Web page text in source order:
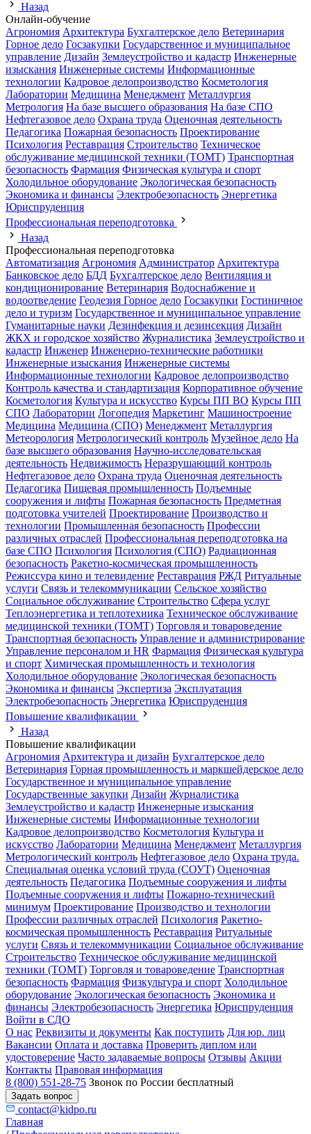
Назад
Онлайн-обучение
Агрономия Архитектура Бухгалтерское дело Ветеринария
Горное дело Госзакупки Государственное и муниципальное
управление Дизайн Землеустройство и кадастр Инженерные
изыскания Инженерные системы Информационные
технологии Кадровое делопроизводство Косметология
Лаборатории Медицина Менеджмент Металлургия
Метрология На базе высшего образования На базе СПО
Нефтегазовое дело Охрана труда Оценочная деятельность
Педагогика Пожарная безопасность Проектирование
Психология Реставрация Строительство Техническое
обслуживание медицинской техники (ТОМТ) Транспортная
безопасность Фармация Физическая культура и спорт
Холодильное оборудование Экологическая безопасность
Экономика и финансы Электробезопасность Энергетика
Юриспруденция
Профессиональная переподготовка
Назад
Профессиональная переподготовка
Автоматизация Агрономия Администратор Архитектура
Банковское дело БДД Бухгалтерское дело Вентиляция и
кондиционирование Ветеринария Водоснабжение и
водоотведение Геодезия Горное дело Госзакупки Гостиничное
дело и туризм Государственное и муниципальное управление
Гуманитарные науки Дезинфекция и дезинсекция Дизайн
ЖКХ и городское хозяйство Журналистика Землеустройство и
кадастр Инженер Инженерно-технические работники
Инженерные изыскания Инженерные системы
Информационные технологии Кадровое делопроизводство
Контроль качества и стандартизация Корпоративное обучение
Косметология Культура и искусство Курсы ПП ВО Курсы ПП
СПО Лаборатории Логопедия Маркетинг Машиностроение
Медицина Медицина (СПО) Менеджмент Металлургия
Метеорология Метрологический контроль Музейное дело На
базе высшего образования Научно-исследовательская
деятельность Недвижимость Неразрушающий контроль
Нефтегазовое дело Охрана труда Оценочная деятельность
Педагогика Пищевая промышленность Подъемные
сооружения и лифты Пожарная безопасность Предметная
подготовка учителей Проектирование Производство и
технологии Промышленная безопасность Профессии
различных отраслей Профессиональная переподготовка на
базе СПО Психология Психология (СПО) Радиационная
безопасность Ракетно-космическая промышленность
Режиссура кино и телевидение Реставрация РЖД Ритуальные
услуги Связь и телекоммуникации Сельское хозяйство
Социальное обслуживание Строительство Сфера услуг
Теплоэнергетика и теплотехника Техническое обслуживание
медицинской техники (ТОМТ) Торговля и товароведение
Транспортная безопасность Управление и администрирование
Управление персоналом и HR Фармация Физическая культура
и спорт Химическая промышленность и технология
Холодильное оборудование Экологическая безопасность
Экономика и финансы Экспертиза Эксплуатация
Электробезопасность Энергетика Юриспруденция
Повышение квалификации
Назад
Повышение квалификации
Агрономия Архитектура и дизайн Бухгалтерское дело
Ветеринария Горная промышленность и маркшейдерское дело
Государственное и муниципальное управление
Государственные закупки Дизайн Журналистика
Землеустройство и кадастр Инженерные изыскания
Инженерные системы Информационные технологии
Кадровое делопроизводство Косметология Культура и
искусство Лаборатории Медицина Менеджмент Металлургия
Метрологический контроль Нефтегазовое дело Охрана труда.
Специальная оценка условий труда (СОУТ) Оценочная
деятельность Педагогика Подъемные сооружения и лифты
Подъемные сооружения и лифты Пожарно-технический
минимум Проектирование Производство и технологии
Профессии различных отраслей Психология Ракетно-
космическая промышленность Реставрация Ритуальные
услуги Связь и телекоммуникации Социальное обслуживание
Строительство Техническое обслуживание медицинской
техники (ТОМТ) Торговля и товароведение Транспортная
безопасность Фармация Физкультура и спорт Холодильное
оборудование Экологическая безопасность Экономика и
финансы Электробезопасность Энергетика Юриспруденция
Войти в СДО
О нас Реквизиты и документы Как поступить Для юр. лиц
Вакансии Оплата и доставка Проверить диплом или
удостоверение Часто задаваемые вопросы Отзывы Акции
Контакты Правовая информация
8 (800) 551-28-75 Звонок по России бесплатный
Задать вопрос
contact@kidpo.ru
Главная